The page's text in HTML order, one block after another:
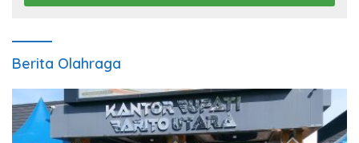
Berita Olahraga